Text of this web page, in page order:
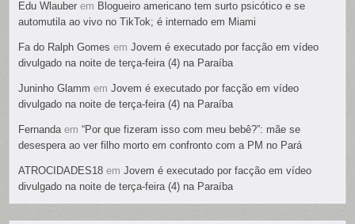
Edu Wlauber em Blogueiro americano tem surto psicótico e se
automutila ao vivo no TikTok; é internado em Miami
Fa do Ralph Gomes emJovem é executado por facção em vídeo
divulgado na noite de terça-feira (4) na Paraíba
Juninho Glamm emJovem é executado por facção em vídeo
divulgado na noite de terça-feira (4) na Paraíba
Fernanda em“Por que fizeram isso com meu bebê?”: mãe se
desespera ao ver filho morto em confronto com a PM no Pará
ATROCIDADES18 emJovem é executado por facção em vídeo
divulgado na noite de terça-feira (4) na Paraíba